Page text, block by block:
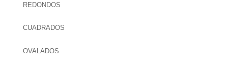
REDONDOS
CUADRADOS
OVALADOS